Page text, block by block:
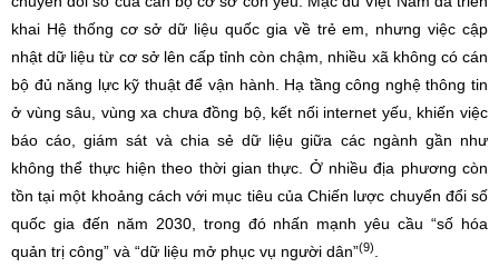
khai Hệ thống cơ sở dữ liệu quốc gia về trẻ em, nhưng việc cập
nhật dữ liệu từ cơ sở lên cấp tỉnh còn chậm, nhiều xã không có cán
bộ đủ năng lực kỹ thuật để vận hành. Hạ tầng công nghệ thông tin
ở vùng sâu, vùng xa chưa đồng bộ, kết nối internet yếu, khiến việc
báo cáo, giám sát và chia sẻ dữ liệu giữa các ngành gần như
không thể thực hiện theo thời gian thực. Ở nhiều địa phương còn
tồn tại một khoảng cách với mục tiêu của Chiến lược chuyển đổi số
quốc gia đến năm 2030, trong đó nhấn mạnh yêu cầu “số hóa
quản trị công” và “dữ liệu mở phục vụ người dân”(9)